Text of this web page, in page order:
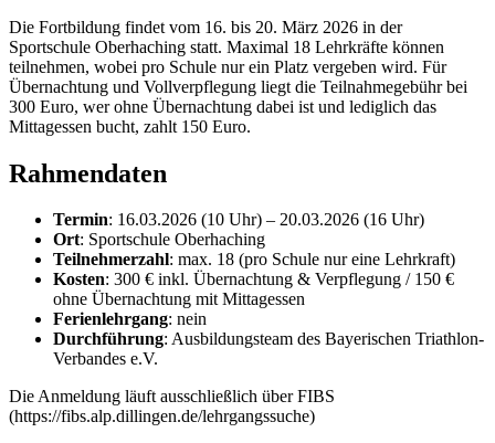
Die Fortbildung findet vom 16. bis 20. März 2026 in der
Sportschule Oberhaching statt. Maximal 18 Lehrkräfte können
teilnehmen, wobei pro Schule nur ein Platz vergeben wird. Für
Übernachtung und Vollverpflegung liegt die Teilnahmegebühr bei
300 Euro, wer ohne Übernachtung dabei ist und lediglich das
Mittagessen bucht, zahlt 150 Euro.
Rahmendaten
Termin: 16.03.2026 (10 Uhr) – 20.03.2026 (16 Uhr)
Ort: Sportschule Oberhaching
Teilnehmerzahl: max. 18 (pro Schule nur eine Lehrkraft)
Kosten: 300 € inkl. Übernachtung & Verpflegung / 150 €
ohne Übernachtung mit Mittagessen
Ferienlehrgang: nein
Durchführung: Ausbildungsteam des Bayerischen Triathlon-
Verbandes e.V.
Die Anmeldung läuft ausschließlich über FIBS
(https://fibs.alp.dillingen.de/lehrgangssuche)